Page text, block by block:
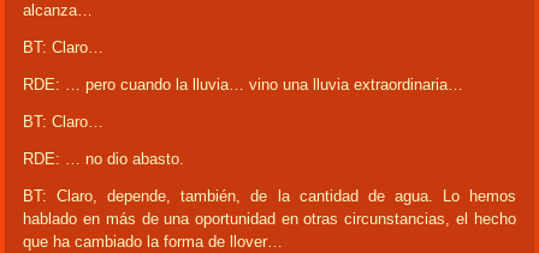
alcanza…
BT: Claro…
RDE: … pero cuando la lluvia… vino una lluvia extraordinaria…
BT: Claro…
RDE: … no dio abasto.
BT: Claro, depende, también, de la cantidad de agua. Lo hemos
hablado en más de una oportunidad en otras circunstancias, el hecho
que ha cambiado la forma de llover…